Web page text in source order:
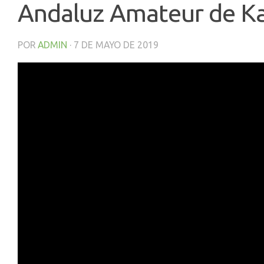
Andaluz Amateur de
POR ADMIN · 7 DE MAYO DE 2019